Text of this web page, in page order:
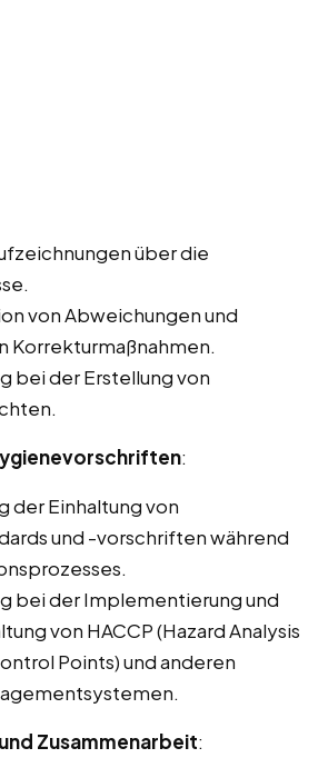
über die
von Abweichungen und
Korrekturmaßnahmen.
bei der Erstellung von
:
der Einhaltung von
und -vorschriften während
bei der Implementierung und
von HACCP (Hazard Analysis
Points) und anderen
Zusammenarbeit: